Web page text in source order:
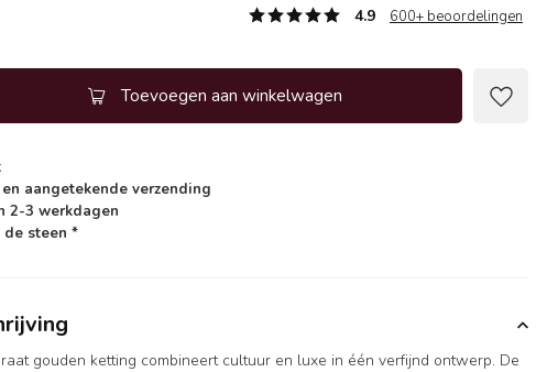
4.9 600+ beoordelingen
Toevoegen aan winkelwagen
aangetekende verzending
2-3 werkdagen
de steen *
gouden ketting combineert cultuur en luxe in één verfijnd ontwerp. De